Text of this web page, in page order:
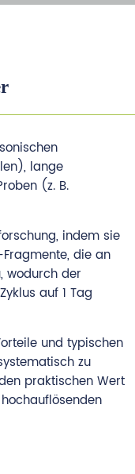
lange
(z. B.
indem sie
die an
wodurch der
auf 1 Tag
und typischen
zu
praktischen Wert